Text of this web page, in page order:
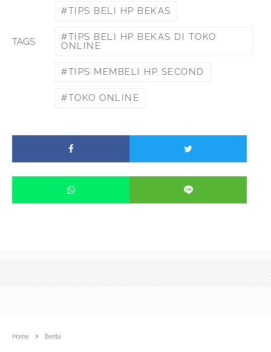
TAGS
TIPS BELI HP BEKAS
TIPS BELI HP BEKAS DI TOKO
ONLINE
TIPS MEMBELI HP SECOND
TOKO ONLINE
Home Berita